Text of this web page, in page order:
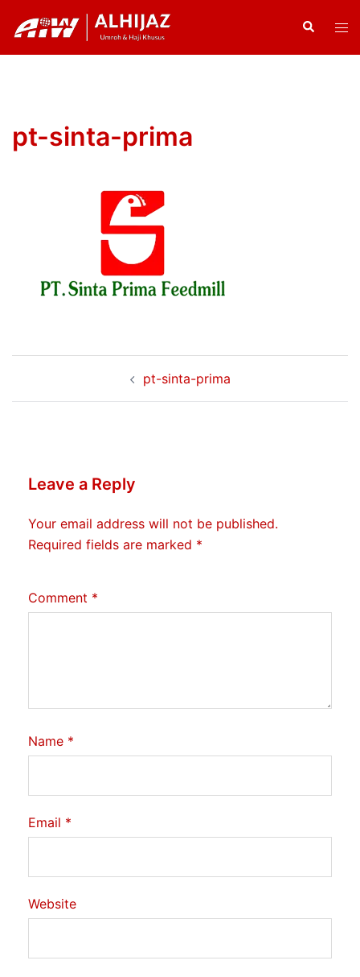
content
Search
pt-sinta-prima
pt-sinta-prima
Leave a Reply
Your email address will not be published.
Required fields are marked *
Comment *
Name *
Email *
Website